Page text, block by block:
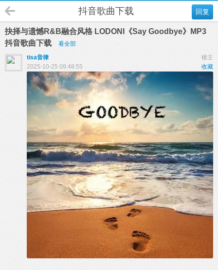
回复
抖音歌曲下载
抉择与遗憾R&B融合风格 LODONI《Say Goodbye》MP3
抖音歌曲下载
看全部
楼主
tisa音律
收藏
2025-10-25 09:48:55